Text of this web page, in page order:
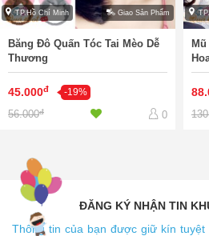
TP.Hồ Chí Minh Giao Sản Phẩm
Băng Đô Quấn Tóc Tai Mèo Dễ
Thương
45.000đ -19%
56.000đ 0
ĐĂNG KÝ NHẬN TIN
Thông tin của bạn được giữ kín